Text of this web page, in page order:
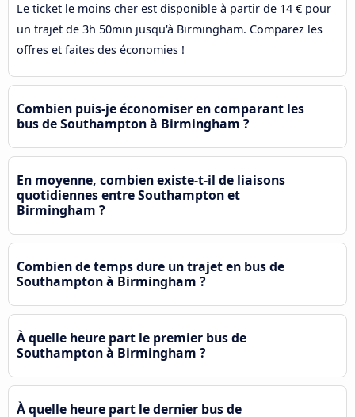
Le ticket le moins cher est disponible à partir de 14 € pour
un trajet de 3h 50min jusqu'à Birmingham. Comparez les
offres et faites des économies !
Combien puis-je économiser en comparant les
bus de Southampton à Birmingham ?
En moyenne, combien existe-t-il de liaisons
quotidiennes entre Southampton et
Birmingham ?
Combien de temps dure un trajet en bus de
Southampton à Birmingham ?
À quelle heure part le premier bus de
Southampton à Birmingham ?
À quelle heure part le dernier bus de